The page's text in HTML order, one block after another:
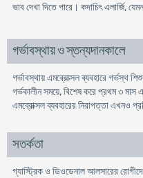
ভাব দেখা দিতে পারে। কদাচিৎ এলার্জি,
গর্ভাবস্থায় ও স্তন্যদানকালে
গর্ভাবস্থায় এমব্রোক্সল ব্যবহারে গর্ভস্থ
গর্ভকালীন সময়ে, বিশেষ করে প্রথম ৩
এমব্রোক্সল ব্যবহারের নিরাপত্তা এখনও
সতর্কতা
গ্যাস্ট্রিক ও ডিওডেনাল আলসারের